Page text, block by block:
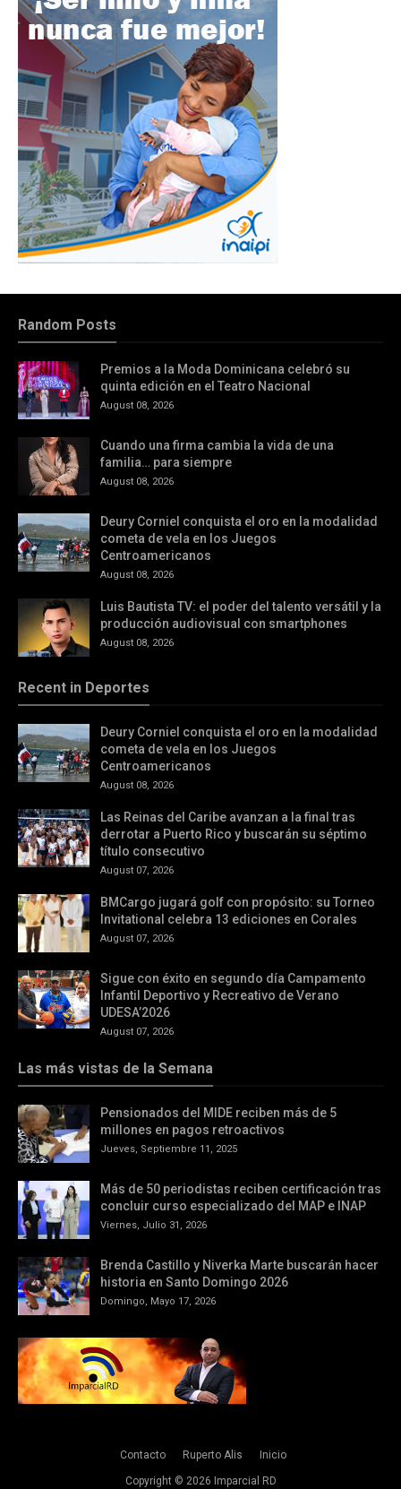
Random Posts
Premios a la Moda Dominicana celebró su
quinta edición en el Teatro Nacional
August 08, 2026
Cuando una firma cambia la vida de una
familia… para siempre
August 08, 2026
Deury Corniel conquista el oro en la modalidad
cometa de vela en los Juegos
Centroamericanos
August 08, 2026
Luis Bautista TV: el poder del talento versátil y la
producción audiovisual con smartphones
August 08, 2026
Recent in Deportes
Deury Corniel conquista el oro en la modalidad
cometa de vela en los Juegos
Centroamericanos
August 08, 2026
Las Reinas del Caribe avanzan a la final tras
derrotar a Puerto Rico y buscarán su séptimo
título consecutivo
August 07, 2026
BMCargo jugará golf con propósito: su Torneo
Invitational celebra 13 ediciones en Corales
August 07, 2026
Sigue con éxito en segundo día Campamento
Infantil Deportivo y Recreativo de Verano
UDESA’2026
August 07, 2026
Las más vistas de la Semana
Pensionados del MIDE reciben más de 5
millones en pagos retroactivos
Jueves, Septiembre 11, 2025
Más de 50 periodistas reciben certificación tras
concluir curso especializado del MAP e INAP
Viernes, Julio 31, 2026
Brenda Castillo y Niverka Marte buscarán hacer
historia en Santo Domingo 2026
Domingo, Mayo 17, 2026
Contacto Ruperto Alis Inicio
Copyright © 2026 Imparcial RD